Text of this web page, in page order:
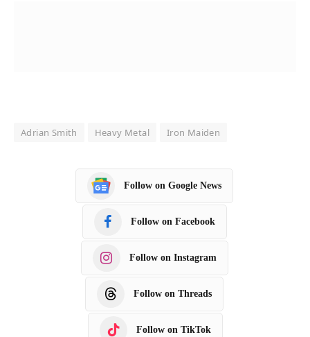
Adrian Smith Heavy Metal Iron Maiden
Follow on Google News
Follow on Facebook
Follow on Instagram
Follow on Threads
Follow on TikTok